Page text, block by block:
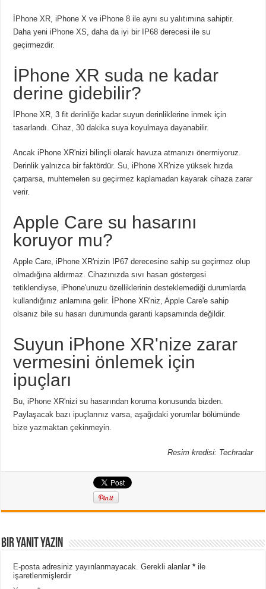
İPhone XR, iPhone X ve iPhone 8 ile aynı su yalıtımına sahiptir.
Daha yeni iPhone XS, daha da iyi bir IP68 derecesi ile su
geçirmezdir.
İPhone XR suda ne kadar
derine gidebilir?
İPhone XR, 3 fit derinliğe kadar suyun derinliklerine inmek için
tasarlandı. Cihaz, 30 dakika suya koyulmaya dayanabilir.
Ancak iPhone XR'nizi bilinçli olarak havuza atmanızı önermiyoruz.
Derinlik yalnızca bir faktördür. Su, iPhone XR'nize yüksek hızda
çarparsa, muhtemelen su geçirmez kaplamadan kayarak cihaza zarar
verir.
Apple Care su hasarını
koruyor mu?
Apple Care, iPhone XR'nizin IP67 derecesine sahip su geçirmez olup
olmadığına aldırmaz. Cihazınızda sıvı hasarı göstergesi
tetiklendiyse, iPhone'unuzu özelliklerinin desteklemediği durumlarda
kullandığınız anlamına gelir. İPhone XR'niz, Apple Care'e sahip
olsanız bile su hasarı durumunda garanti kapsamında değildir.
Suyun iPhone XR'nize zarar
vermesini önlemek için
ipuçları
Bu, iPhone XR'nizi su hasarından koruma konusunda bizden.
Paylaşacak bazı ipuçlarınız varsa, aşağıdaki yorumlar bölümünde
bize yazmaktan çekinmeyin.
Resim kredisi: Techradar
Bir yanıt yazın
E-posta adresiniz yayınlanmayacak. Gerekli alanlar* ile
işaretlenmişlerdir